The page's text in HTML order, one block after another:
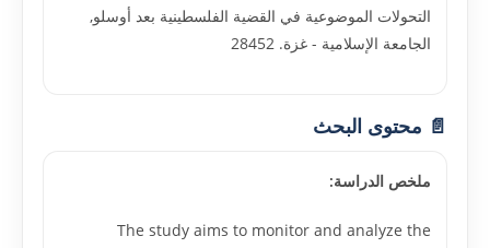
التحولات الموضوعية في القضية الفلسطينية بعد أوسلو,
الجامعة الإسلامية - غزة. 28452
📄 محتوى البحث
ملخص الدراسة:
The study aims to monitor and analyze the